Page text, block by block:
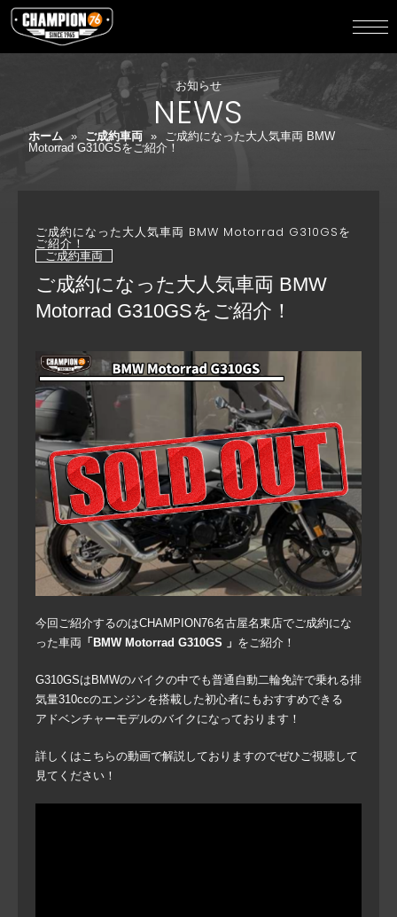
お知らせ
NEWS
ホーム » ご成約車両 »
ご成約になった大人気車両 BMW
Motorrad G310GSをご紹介！
ご成約になった大人気車両 BMW Motorrad G310GSを
ご紹介！
ご成約車両
ご成約になった大人気車両 BMW
Motorrad G310GSをご紹介！
今回ご紹介するのはCHAMPION76名古屋名東店でご成約にな
った車両 「BMW Motorrad G310GS 」 をご紹介！
G310GSはBMWのバイクの中でも普通自動二輪免許で乗れる排
気量310ccのエンジンを搭載した初心者にもおすすめできる
アドベンチャーモデルのバイクになっております！
詳しくはこちらの動画で解説しておりますのでぜひご視聴して
見てください！